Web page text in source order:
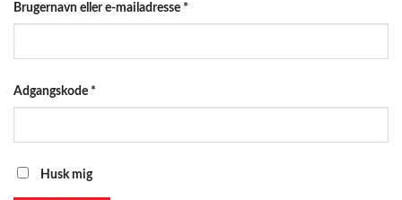
Brugernavn eller e-mailadresse *
Adgangskode *
Husk mig